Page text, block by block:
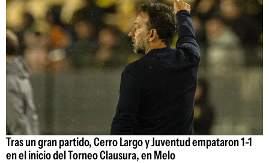
Tras un gran partido, Cerro Largo y Juventud empataron 1-1
en el inicio del Torneo Clausura, en Melo